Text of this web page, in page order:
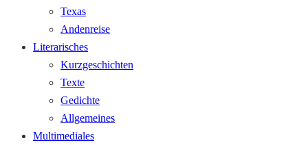
Texas
Andenreise
Literarisches
Kurzgeschichten
Texte
Gedichte
Allgemeines
Multimediales